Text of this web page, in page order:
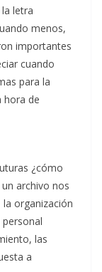
letra
menos,
importantes
cuando
para la
hora de
¿cómo
archivo nos
organización
las
a